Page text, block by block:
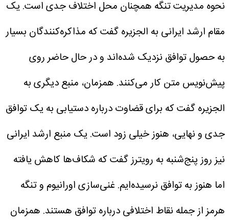
نحوه مدیریت تنگه همچنان محل اختلاف جدی است.یک
مقام ارشد ایرانی به الجزیره گفت که مذاکره‌کنندگان بسیار
به حصول توافق نزدیک شده‌اند و در حال حاضر روی
پیش‌نویس متن کار می‌کنند. همزمان، منبع دیگری به
الجزیره گفت که برای قضاوت درباره دستیابی به یک توافق
جدی و نهایی، هنوز خیلی زود است. یک منبع ارشد ایرانی
نیز روز پنج‌شنبه به رویترز گفت که شکاف‌ها کاهش یافته
اما هنوز به توافق نرسیده‌ایم. غنی‌سازی اورانیوم و تنگه
هرمز از جمله نقاط اختلافی درباره توافق هستند. همزمان